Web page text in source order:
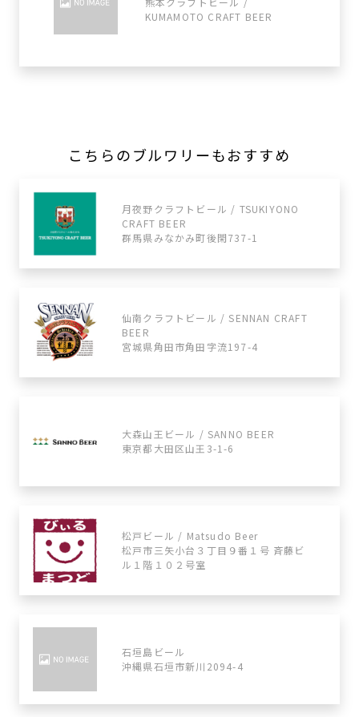
KUMAMOTO CRAFT BEER
こちらのブルワリーもおすすめ
月夜野クラフトビール / TSUKIYONO
CRAFT BEER
群馬県みなかみ町後閑737-1
仙南クラフトビール / SENNAN CRAFT
BEER
宮城県角田市角田字流197-4
大森山王ビール / SANNO BEER
東京都大田区山王3-1-6
松戸ビール / Matsudo Beer
松戸市三矢小台３丁目９番１号 斉藤ビ
ル１階１０２号室
石垣島ビール
沖縄県石垣市新川2094-4